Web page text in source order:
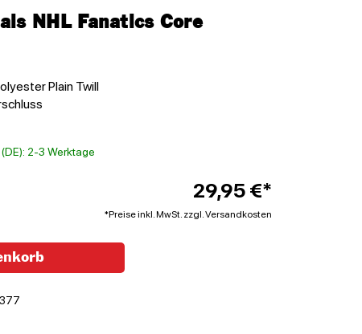
NHL Fanatics Core
Plain Twill
2-3 Werktage
29,95 €*
*Preise inkl. MwSt. zzgl. Versandkosten